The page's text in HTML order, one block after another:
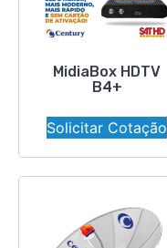
MidiaBox HDTV
B4+
Solicitar Cotação